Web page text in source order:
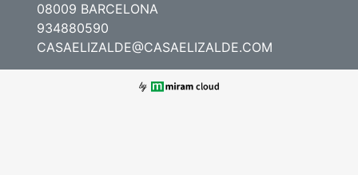
08009 BARCELONA
934880590
CASAELIZALDE@CASAELIZALDE.COM